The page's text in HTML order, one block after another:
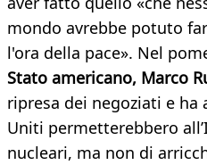
mondo avrebbe potuto
l'ora della pace». Nel
Stato americano, Marco
ripresa dei negoziati e ha
Uniti permetterebbero
nucleari, ma non di